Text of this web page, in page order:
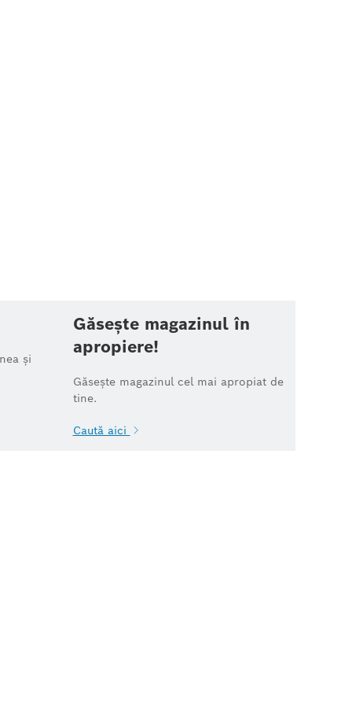
și
Găsește magazinul în
apropiere!
Găsește magazinul cel mai apropiat de
tine.
Caută aici